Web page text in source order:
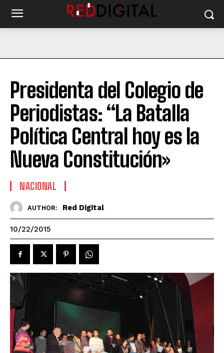
Presidenta del Colegio de
Periodistas: “La Batalla
Política Central hoy es la
Nueva Constitución»
NACIONAL
AUTHOR: Red Digital
10/22/2015